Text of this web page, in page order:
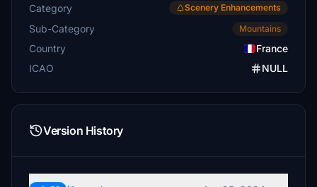
Category Scenery Enhancements
Sub-Category Mountains
Country
France
ICAO
NULL
Version History